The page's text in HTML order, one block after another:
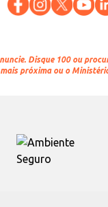
Disque 100 ou
próxima ou o